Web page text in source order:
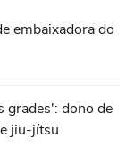
embaixadora do
grades': dono de
jiu-jítsu